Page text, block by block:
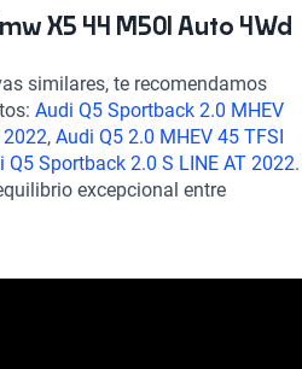
como Bluetooth, GPS, Apple
de sistemas de seguridad
frontales y laterales, frenos
un diseño imponente y
de cuero, techo panorámico y
el BMW X5 4.4 M50I AUTO
perfecta de estilo y rendimiento.
conducción excepcional con
X5 44 M50I Auto 4Wd
similares, te recomendamos
Audi Q5 Sportback 2.0 MHEV
2022, Audi Q5 2.0 MHEV 45 TFSI
Q5 Sportback 2.0 S LINE AT 2022.
excepcional entre
confiable y un rendimiento
perfectamente a tus
más sobre ellos en